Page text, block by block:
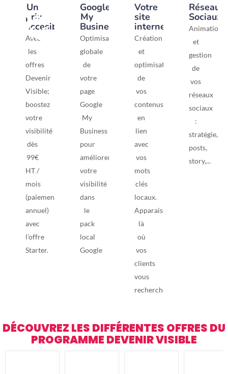
Un
prix
accesible
Avec
les
offres
Devenir
Visible;
boostez
votre
visibilité
dès
99€
HT /
mois
(paiement
annuel)
avec
l'offre
Starter.
Google
My
Business
Optimisation
globale
de
votre
page
Google
My
Business
pour
améliorer
votre
visibilité
dans
le
pack
local
Google
Votre
site
internet
Création
et
optimisations
de
vos
contenus
en
lien
avec
vos
mots
clés
locaux.
Apparaissez
là
où
vos
clients
vous
recherchent.
Réseaux
Sociaux
Animation
et
gestion
de
vos
réseaux
sociaux
:
stratégie,
posts,
story,...
DÉCOUVREZ LES DIFFÉRENTES OFFRES DU
PROGRAMME DEVENIR VISIBLE